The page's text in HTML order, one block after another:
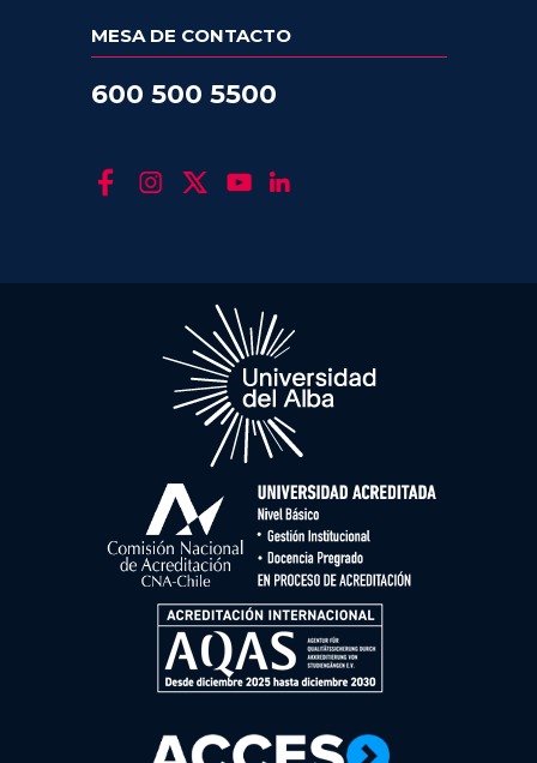
MESA DE CONTACTO
600 500 5500